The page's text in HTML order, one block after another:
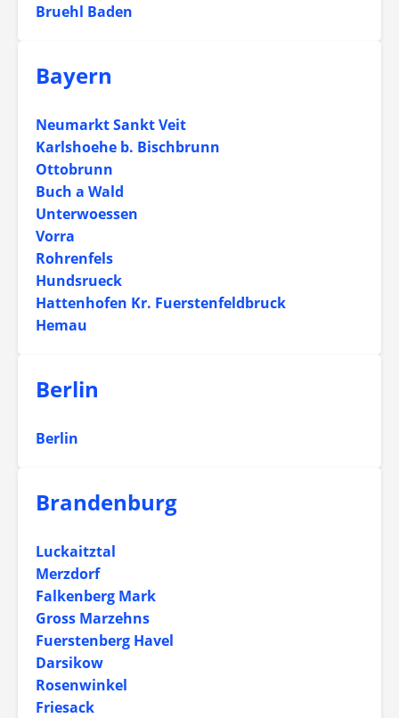
Bruehl Baden
Bayern
Neumarkt Sankt Veit
Karlshoehe b. Bischbrunn
Ottobrunn
Buch a Wald
Unterwoessen
Vorra
Rohrenfels
Hundsrueck
Hattenhofen Kr. Fuerstenfeldbruck
Hemau
Berlin
Berlin
Brandenburg
Luckaitztal
Merzdorf
Falkenberg Mark
Gross Marzehns
Fuerstenberg Havel
Darsikow
Rosenwinkel
Friesack